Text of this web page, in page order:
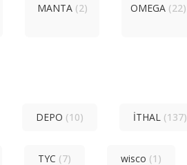
MANTA (2) OMEGA (22)
DEPO (10) İTHAL (137)
TYC (7) wisco (1)